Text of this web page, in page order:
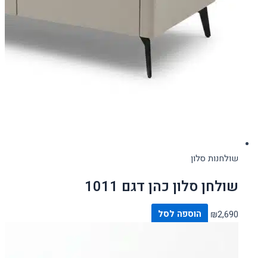
שולחנות סלון
שולחן סלון כהן דגם 1011
₪2,690 הוספה לסל